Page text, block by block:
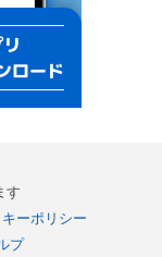
す
ーポリシー
プ